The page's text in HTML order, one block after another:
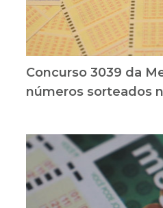
Concurso 3039 da
números sorteados